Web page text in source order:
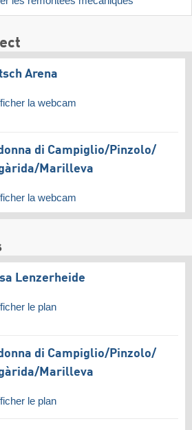
Arena
la webcam
di Campiglio/​Pinzolo/​
​Marilleva
la webcam
Lenzerheide
le plan
di Campiglio/​Pinzolo/​
​Marilleva
le plan